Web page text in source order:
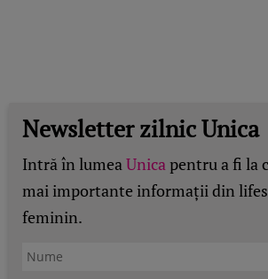
Newsletter zilnic Unica
Intră în lumeaUnicapentru a fi la
mai importante informații din
feminin.